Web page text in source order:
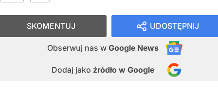
UDOSTĘPNIJ
Obserwuj nas w Google News
Dodaj jako źródło w Google
SKOMENTUJ